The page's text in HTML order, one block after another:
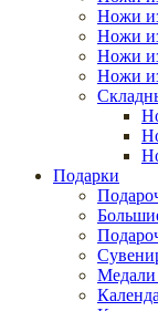
Ножи
Ножи
Ножи
Ножи
Подарки